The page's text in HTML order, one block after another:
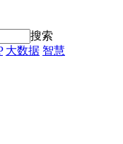
搜索
大数据 智慧